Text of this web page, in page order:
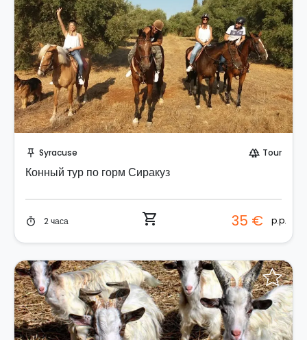
push_pin Syracuse forest Tour
Конный тур по горм Сиракуз
timer 2 часа shopping_cart 35 € p.p.